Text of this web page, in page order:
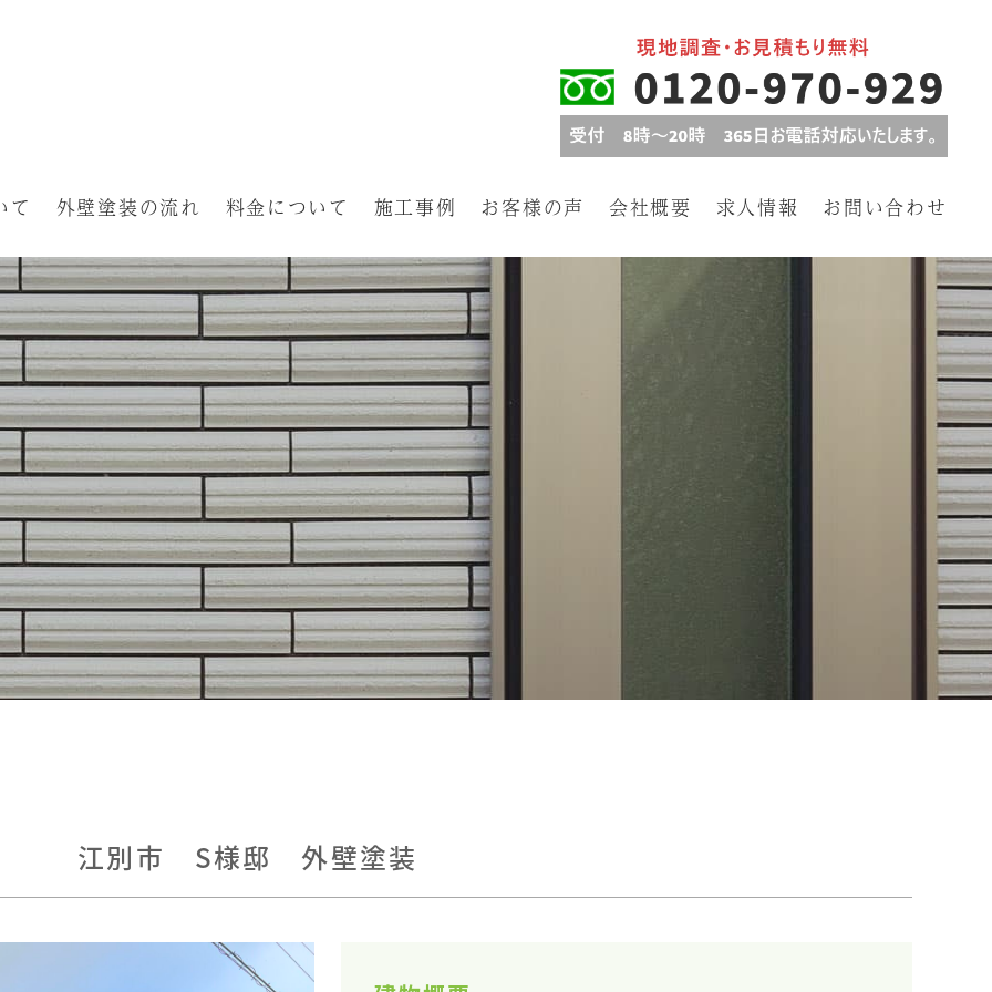
て 外壁塗装の流れ 料金について 施工事例 お客様の声 会社概要 求人情報 お問い合わせ
江別市 S様邸 外壁塗装